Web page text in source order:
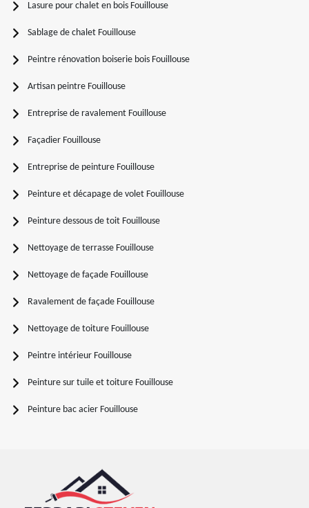
Lasure pour chalet en bois Fouillouse
Sablage de chalet Fouillouse
Peintre rénovation boiserie bois Fouillouse
Artisan peintre Fouillouse
Entreprise de ravalement Fouillouse
Façadier Fouillouse
Entreprise de peinture Fouillouse
Peinture et décapage de volet Fouillouse
Peinture dessous de toit Fouillouse
Nettoyage de terrasse Fouillouse
Nettoyage de façade Fouillouse
Ravalement de façade Fouillouse
Nettoyage de toiture Fouillouse
Peintre intérieur Fouillouse
Peinture sur tuile et toiture Fouillouse
Peinture bac acier Fouillouse